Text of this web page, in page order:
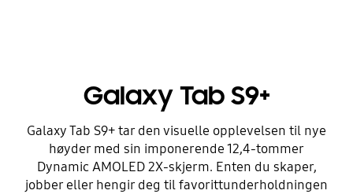
Galaxy Tab S9+
Galaxy Tab S9+ tar den visuelle opplevelsen til nye
høyder med sin imponerende 12,4-tommer
Dynamic AMOLED 2X-skjerm. Enten du skaper,
jobber eller hengir deg til favorittunderholdningen